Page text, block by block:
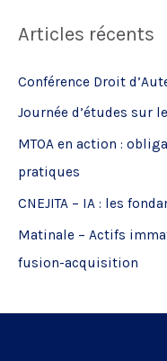
h
c
h
e
r
:
Articles récents
Conférence Droit
Journée d’études sur
MTOA en action :
pratiques
CNEJITA – IA : les
Matinale – Actifs
fusion-acquisition